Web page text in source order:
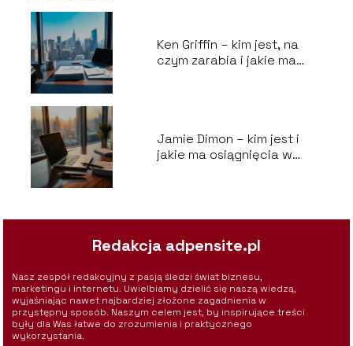
Ken Griffin – kim jest, na
czym zarabia i jakie ma
Jamie Dimon – kim jest i
jakie ma osiągnięcia w
Redakcja adpensite.pl
Nasz zespół redakcyjny z pasją śledzi świat biznesu,
marketingu i internetu. Uwielbiamy dzielić się naszą wiedzą,
wyjaśniając nawet najbardziej złożone zagadnienia w
przystępny sposób. Naszym celem jest, by inspirujące treści
były dla Was łatwe do zrozumienia i praktycznego
wykorzystania.